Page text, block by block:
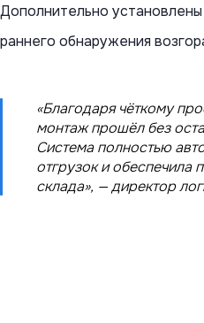
Дополнительно
раннего обнаружения
«Благодаря чёткому
монтаж прошёл без
Система полностью
отгрузок и обеспечила
склада», — директор